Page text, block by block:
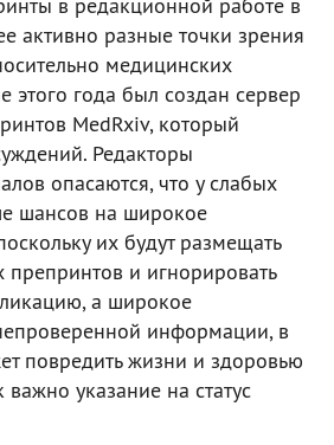
активно разные точки зрения
медицинских
этого года был создан сервер
MedRxiv, который
Редакторы
опасаются, что у слабых
шансов на широкое
их будут размещать
препринтов и игнорировать
а широкое
информации, в
повредить жизни и здоровью
указание на статус